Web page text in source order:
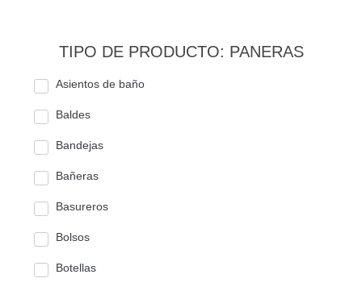
TIPO DE PRODUCTO: PANERAS
Asientos de baño
Baldes
Bandejas
Bañeras
Basureros
Bolsos
Botellas